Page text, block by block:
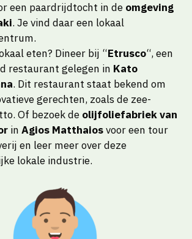
een paardrijdtocht in de omgeving
. Je vind daar een lokaal
eten? Dineer bij “Etrusco“, een
restaurant gelegen in Kato
. Dit restaurant staat bekend om
gerechten, zoals de zee-
Of bezoek de olijfoliefabriek van
in Agios Matthaiosvoor een tour
en leer meer over deze
lokale industrie.